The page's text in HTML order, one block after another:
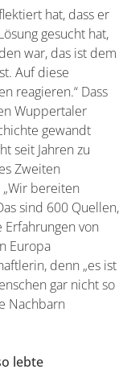
hat, dass er
gesucht hat,
war, das ist dem
Auf diese
reagieren.“ Dass
Wuppertaler
gewandt
seit Jahren zu
Zweiten
bereiten
sind 600 Quellen,
von
Europa
denn „es ist
gar nicht so
Nachbarn
lebte